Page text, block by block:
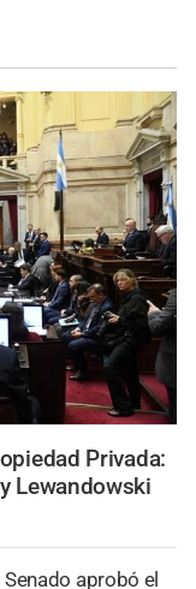
Privada:
Lewandowski
Senado aprobó el